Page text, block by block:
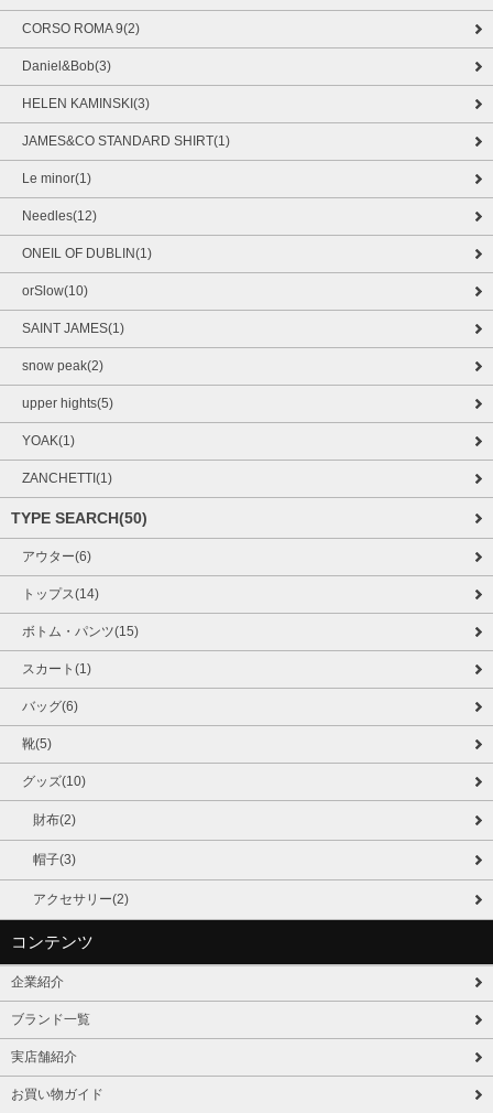
CORSO ROMA 9(2)
Daniel&Bob(3)
HELEN KAMINSKI(3)
JAMES&CO STANDARD SHIRT(1)
Le minor(1)
Needles(12)
ONEIL OF DUBLIN(1)
orSlow(10)
SAINT JAMES(1)
snow peak(2)
upper hights(5)
YOAK(1)
ZANCHETTI(1)
TYPE SEARCH(50)
アウター(6)
トップス(14)
ボトム・パンツ(15)
スカート(1)
バッグ(6)
靴(5)
グッズ(10)
財布(2)
帽子(3)
アクセサリー(2)
コンテンツ
企業紹介
ブランド一覧
実店舗紹介
お買い物ガイド